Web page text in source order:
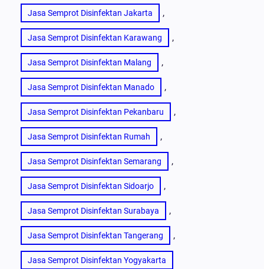
Jasa Semprot Disinfektan Jakarta ,
Jasa Semprot Disinfektan Karawang ,
Jasa Semprot Disinfektan Malang ,
Jasa Semprot Disinfektan Manado ,
Jasa Semprot Disinfektan Pekanbaru ,
Jasa Semprot Disinfektan Rumah ,
Jasa Semprot Disinfektan Semarang ,
Jasa Semprot Disinfektan Sidoarjo ,
Jasa Semprot Disinfektan Surabaya ,
Jasa Semprot Disinfektan Tangerang ,
Jasa Semprot Disinfektan Yogyakarta